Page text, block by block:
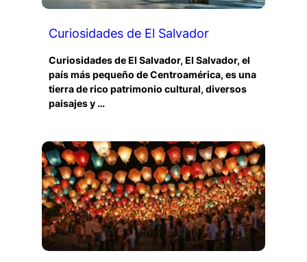
Curiosidades de El Salvador
Curiosidades de El Salvador, El Salvador, el
país más pequeño de Centroamérica, es una
tierra de rico patrimonio cultural, diversos
paisajes y …